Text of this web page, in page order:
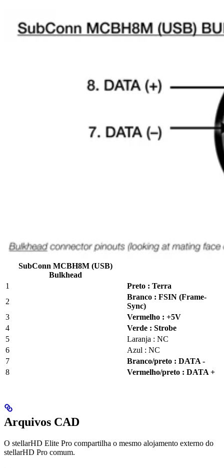
SubConn MCBH8M (USB)
Bulkhead
1
Preto : Terra
2
Branco : FSIN (Frame-
Sync)
3
Vermelho : +5V
4
Verde : Strobe
5
Laranja : NC
6
Azul : NC
7
Branco/preto : DATA -
8
Vermelho/preto : DATA +
Arquivos CAD
O stellarHD Elite Pro compartilha o mesmo alojamento externo do
stellarHD Pro comum.